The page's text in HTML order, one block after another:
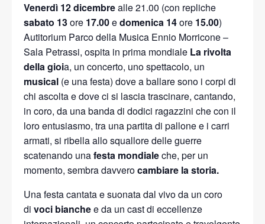
Venerdì 12 dicembrealle 21.00 (con repliche
sabato 13ore 17.00edomenica 14ore 15.00)
Autitorium Parco della Musica Ennio Morricone –
Sala Petrassi, ospita in prima mondiale La rivolta
della gioia, un concerto, uno spettacolo, un
musical (e una festa) dove a ballare sono i corpi di
chi ascolta e dove ci si lascia trascinare, cantando,
in coro, da una banda di dodici ragazzini che con il
loro entusiasmo, tra una partita di pallone e i carri
armati, si ribella allo squallore delle guerre
scatenando unafesta mondialeche, per un
momento, sembra davverocambiare la storia.
Una festa cantata e suonata dal vivo da un coro
di voci bianchee da un cast di eccellenze